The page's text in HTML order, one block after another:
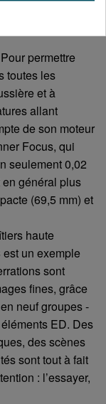
l'infini peut
permettre
toutes les
et à
allant
de son moteur
Focus, qui
seulement 0,02
général plus
(69,5 mm) et
haute
un exemple
sont
fines, grâce
neuf groupes -
ED. Des
des scènes
sont tout à fait
: l’essayer,